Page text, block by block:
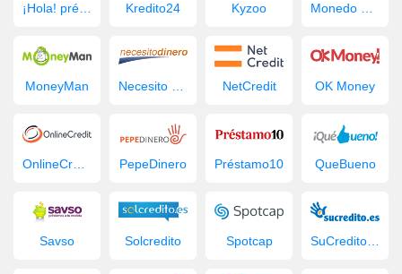
¡Hola! préstamo Kredito24 Kyzoo Monedo Now
MoneyMan NetCredit OK Money
PepeDinero Préstamo10 QueBueno
Savso Solcredito Spotcap SuCredito.es